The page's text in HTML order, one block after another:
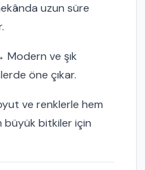
uzun süre
Modern ve şık
öne çıkar.
ve renklerle hem
büyük bitkiler için